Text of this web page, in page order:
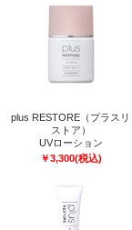
plus RESTORE（プラスリ
ストア）
UVローション
￥3,300(税込)